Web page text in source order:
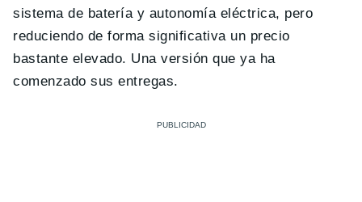
sistema de batería y autonomía eléctrica, pero
reduciendo de forma significativa un precio
bastante elevado. Una versión que ya ha
comenzado sus entregas.